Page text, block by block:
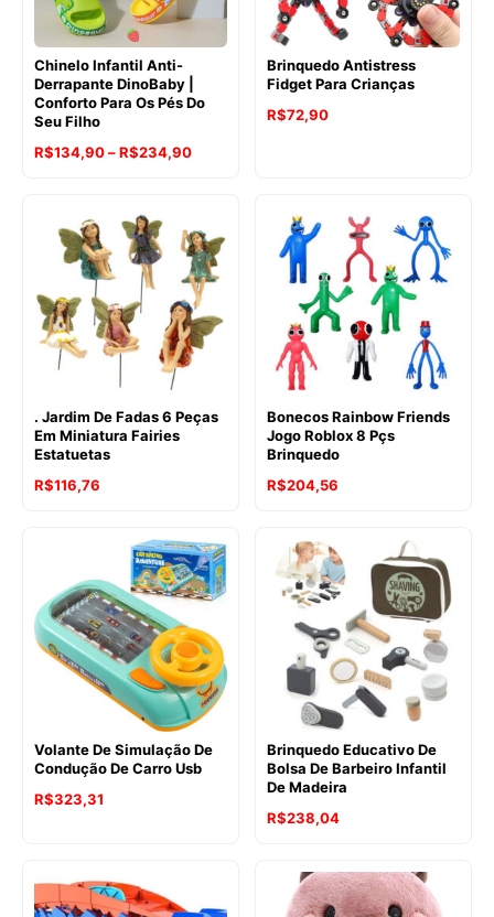
Chinelo Infantil Anti-
Derrapante DinoBaby |
Conforto Para Os Pés Do
Seu Filho
R$134,90–R$234,90Faixa
R$134,90
através
R$234,90
Brinquedo Antistress
Fidget Para Crianças
R$72,90
. Jardim De Fadas 6 Peças
Em Miniatura Fairies
Estatuetas
R$116,76
Bonecos Rainbow Friends
Jogo Roblox 8 Pçs
Brinquedo
R$204,56
Volante De Simulação De
Condução De Carro Usb
R$323,31
Brinquedo Educativo De
Bolsa De Barbeiro Infantil
De Madeira
R$238,04